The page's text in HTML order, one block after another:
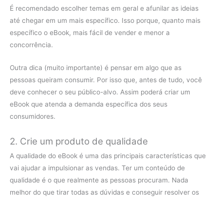
É recomendado escolher temas em geral e afunilar as ideias
até chegar em um mais específico. Isso porque, quanto mais
específico o eBook, mais fácil de vender e menor a
concorrência.
Outra dica (muito importante) é pensar em algo que as
pessoas queiram consumir. Por isso que, antes de tudo, você
deve conhecer o seu público-alvo. Assim poderá criar um
eBook que atenda a demanda específica dos seus
consumidores.
2. Crie um produto de qualidade
A qualidade do eBook é uma das principais características que
vai ajudar a impulsionar as vendas. Ter um conteúdo de
qualidade é o que realmente as pessoas procuram. Nada
melhor do que tirar todas as dúvidas e conseguir resolver os